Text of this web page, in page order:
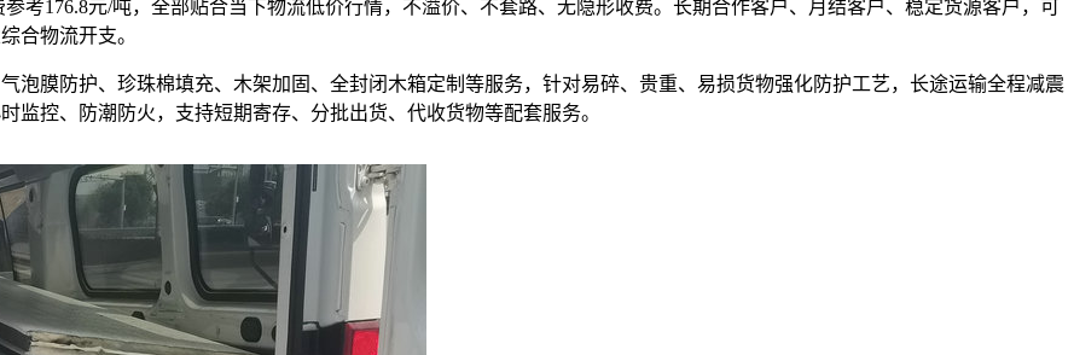
考176.8元/吨，全部贴合当下物流低价行情，不溢价、不套路、无隐形收费。长期合作客户、月结客户、稳定货源客户，可
合物流开支。
泡膜防护、珍珠棉填充、木架加固、全封闭木箱定制等服务，针对易碎、贵重、易损货物强化防护工艺，长途运输全程减震
监控、防潮防火，支持短期寄存、分批出货、代收货物等配套服务。